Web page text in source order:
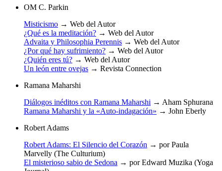
OM C. Parkin
Misticismo → Web del Autor
¿Qué es la meditación? → Web del Autor
Advaita y Philosophia Perennis → Web del Autor
¿Por qué hay sufrimiento? → Web del Autor
¿Quién eres tú? → Web del Autor
Un león entre ovejas → Revista Connection
Ramana Maharshi
Diálogos inéditos con Ramana Maharshi → Aham Sphurana
Ramana Maharshi y la «Auto-indagación» → John Eberly
Robert Adams
Robert Adams: El Silencio del Corazón → por Paula
Marvelly (The Culturium)
El misterioso sabio de Sedona → por Edward Muzika (Yoga